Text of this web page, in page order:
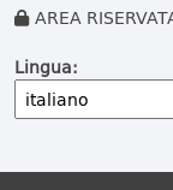
AREA
Lingua